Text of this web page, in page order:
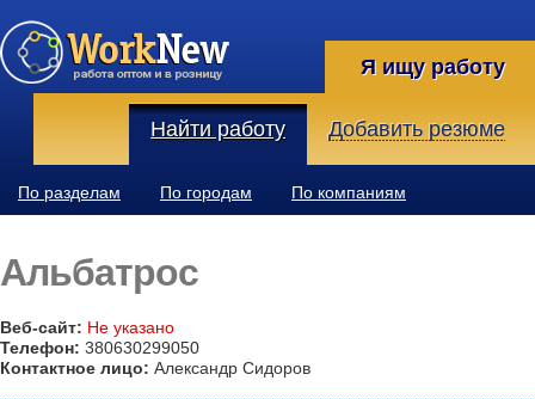
Я ищу работу
Найти работу Добавить резюме
По разделам По городам По компаниям
Альбатрос
Веб-сайт: Не указано
Телефон: 380630299050
Контактное лицо: Александр Сидоров